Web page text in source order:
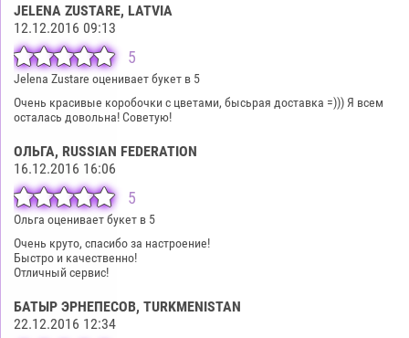
JELENA ZUSTARE, LATVIA
12.12.2016 09:13
5
Jelena Zustare оценивает букет в 5
Очень красивые коробочки с цветами, бысьрая доставка =))) Я всем
осталась довольна! Советую!
ОЛЬГА, RUSSIAN FEDERATION
16.12.2016 16:06
5
Ольга оценивает букет в 5
Очень круто, спасибо за настроение!
Быстро и качественно!
Отличный сервис!
БАТЫР ЭРНЕПЕСОВ, TURKMENISTAN
22.12.2016 12:34